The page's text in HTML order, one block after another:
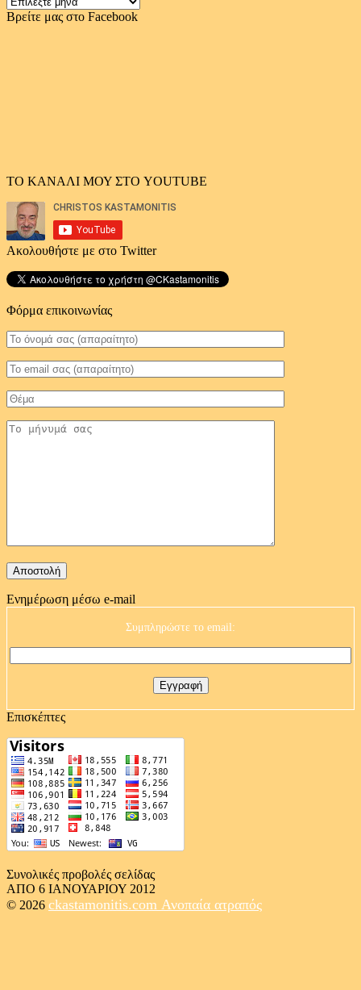
αρχείο
Βρείτε μας στο Facebook
ΤΟ ΚΑΝΑΛΙ ΜΟΥ ΣΤΟ YOUTUBE
Ακολουθήστε με στο Twitter
Φόρμα επικοινωνίας
Ενημέρωση μέσω e-mail
Συμπληρώστε το email:
Επισκέπτες
Συνολικές προβολές σελίδας
ΑΠΟ 6 ΙΑΝΟΥΑΡΙΟΥ 2012
© 2026 ckastamonitis.com Ανοπαία ατραπός